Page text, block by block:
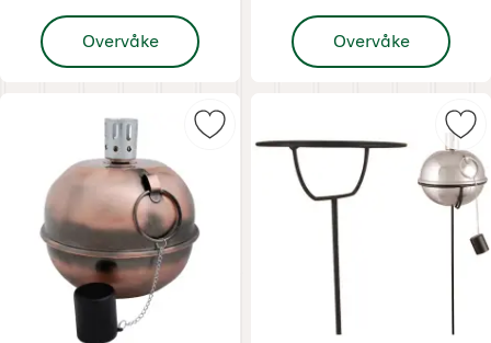
Overvåke
, Tumble Torch Oljefakkel Svart liten
Overvåke
, Tumble Torch Stor
Merk tumble Torch Stor